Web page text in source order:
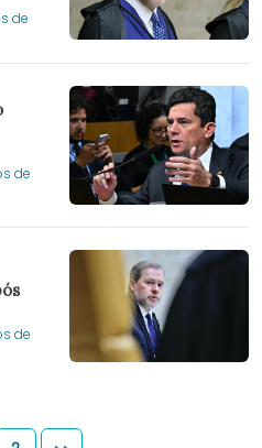
de
de
de